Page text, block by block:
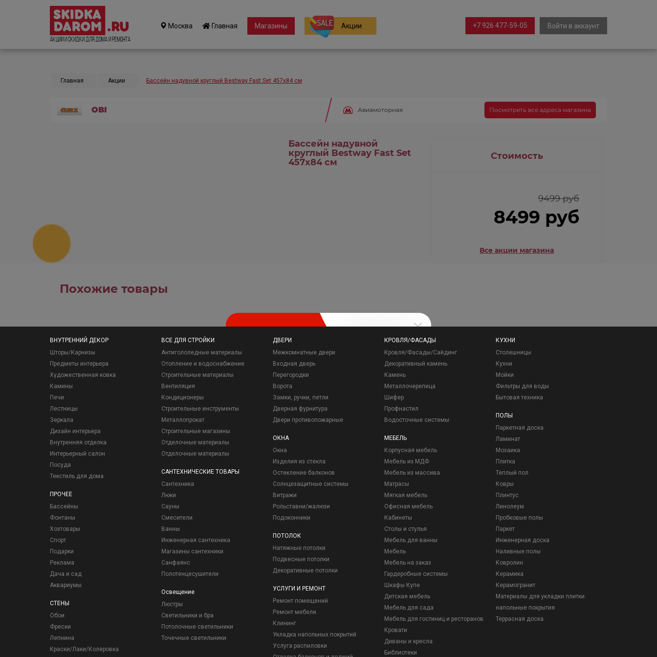
Акции и Скидки для дома и ремонта
Москва Главная Магазины Акции Войти в аккаунт
+7 926 477-59-05
Главная Акции Бассейн надувной круглый Bestway Fast Set 457х84 см
OBI Авиамоторная Посмотреть все адреса магазина
Бассейн надувной
круглый Bestway Fast Set
457х84 см
Стоимость
9499 руб
8499 руб
Все акции магазина
Похожие товары
ВНУТРЕННИЙ ДЕКОР
Шторы/Карнизы
Предметы интерьера
Художественная ковка
Камины
Печи
Лестницы
Зеркала
Дизайн интерьера
Внутренняя отделка
Интерьерный салон
Посуда
Текстиль для дома
ПРОЧЕЕ
Бассейны
Фонтаны
Хозтовары
Спорт
Подарки
Реклама
Дача и сад
Аквариумы
СТЕНЫ
Обои
Фрески
Лепнина
Краски/Лаки/Колеровка
ВСЕ ДЛЯ СТРОЙКИ
Антигололедные материалы
Отопление и водоснабжение
Строительные материалы
Вентиляция
Кондиционеры
Строительные инструменты
Металлопрокат
Строительные магазины
Отделочные материалы
Отделочные материалы
САНТЕХНИЧЕСКИЕ ТОВАРЫ
Сантехника
Люки
Сауны
Смесители
Ванны
Инженерная сантехника
Магазины сантехники
Санфаянс
Полотенцесушители
Освещение
Люстры
Светильники и бра
Потолочные светильники
Точечные светильники
ДВЕРИ
Межкомнатные двери
Входная дверь
Перегородки
Ворота
Замки, ручки, петли
Дверная фурнитура
Двери противопожарные
ОКНА
Окна
Изделия из стекла
Остекление балконов
Солнцезащитные системы
Витражи
Рольставни/жалюзи
Подоконники
ПОТОЛОК
Натяжные потолки
Подвесные потолки
Декоративные потолки
УСЛУГИ И РЕМОНТ
Ремонт помещений
Ремонт мебели
Клининг
Укладка напольных покрытий
Услуга распиловки
КРОВЛЯ/ФАСАДЫ
Кровля/Фасады/Сайдинг
Декоративный камень
Камень
Металлочерепица
Шифер
Профнастил
Водосточные системы
МЕБЕЛЬ
Корпусная мебель
Мебель из МДФ
Мебель из массива
Матрасы
Мягкая мебель
Офисная мебель
Кабинеты
Столы и стулья
Мебель для ванны
Мебель
Мебель на заказ
Гардеробные системы
Шкафы Купе
Детская мебель
Мебель для сада
Мебель для гостиниц и ресторанов
Кровати
Диваны и кресла
Библиотеки
КУХНИ
Столешницы
Кухни
Мойки
Фильтры для воды
Бытовая техника
ПОЛЫ
Паркетная доска
Ламинат
Мозаика
Плитка
Теплый пол
Ковры
Плинтус
Линолеум
Пробковые полы
Паркет
Инженерная доска
Наливные полы
Ковролин
Керамика
Керамогранит
Материалы для укладки плитки
напольные покрытия
Террасная доска